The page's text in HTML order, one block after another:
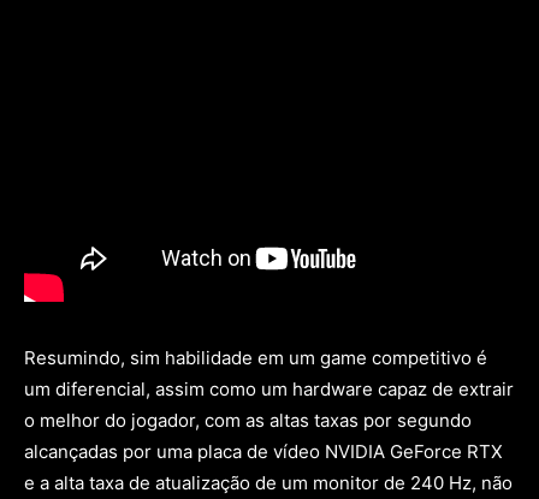
Resumindo, sim habilidade em um game competitivo é
um diferencial, assim como um hardware capaz de extrair
o melhor do jogador, com as altas taxas por segundo
alcançadas por uma placa de vídeo NVIDIA GeForce RTX
e a alta taxa de atualização de um monitor de 240 Hz, não